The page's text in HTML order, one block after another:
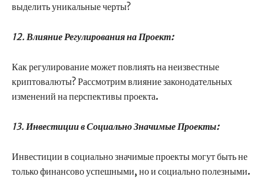
выделить уникальные черты?
12. Влияние Регулирования на Проект:
Как регулирование может повлиять на неизвестные
криптовалюты? Рассмотрим влияние законодательных
изменений на перспективы проекта.
13. Инвестиции в Социально Значимые Проекты:
Инвестиции в социально значимые проекты могут быть не
только финансово успешными, но и социально полезными.